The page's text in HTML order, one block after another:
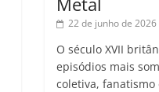
22 de junho de 2026
O século XVII
episódios mais
coletiva,